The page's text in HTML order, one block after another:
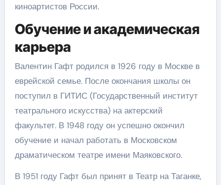
киноартистов России.
Обучение и академическая
карьера
Валентин Гафт родился в 1926 году в Москве в
еврейской семье. После окончания школы он
поступил в ГИТИС (Государственный институт
театрального искусства) на актерский
факультет. В 1948 году он успешно окончил
обучение и начал работать в Московском
драматическом театре имени Маяковского.
В 1951 году Гафт был принят в Театр на Таганке,